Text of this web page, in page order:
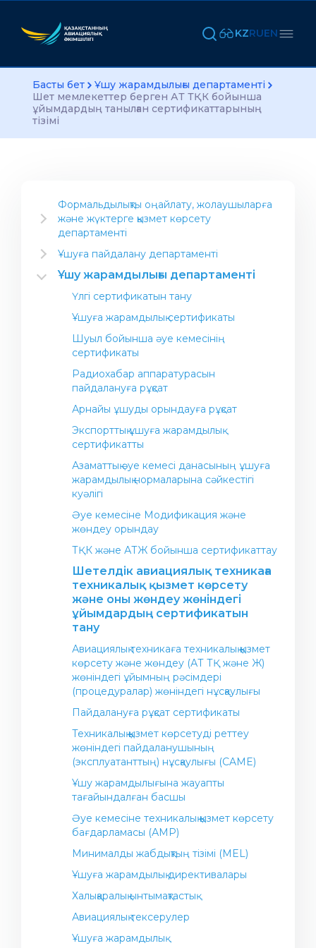
KZRUEN
Басты бет
Ұшу жарамдылығы департаменті
Шет мемлекеттер берген АТ ТҚК бойынша
ұйымдардың танылған сертификаттарының
тізімі
Формальдылықты оңайлату, жолаушыларға
және жүктерге қызмет көрсету
департаменті
Салаға арналған ақпарат
Департаменттің Жобалары
Халықаралық стандарттар
Операциялық орталық
Авиакомпания байланыстары
Әуежай байланыстары
ҚР жолаушыларға қызмет көрсету және
олардың құқықтарын сақтау саласындағы
нормативтік-құқықтық актілер
Азаматтық әуе кемелерінде қауіпті жүктерді
әуе арқылы тасымалдау
Жолаушыларға арналған ақпарат
Ұшуға пайдалану департаменті
Әуекомпаниясын ашу
Авиациялық жұмыстарды орындау үшін
компания ашу
Жалпы мақсаттағы авиация (коммерциялық
емес ұшулар)
Азаматтық авиациясы қағидалар
Ұшу жарамдылығы департаменті
Үлгі сертификатын тану
Ұшуға жарамдылық сертификаты
Шуыл бойынша әуе кемесінің
сертификаты
Радиохабар аппаратурасын
пайдалануға рұқсат
Арнайы ұшуды орындауға рұқсат
Экспорттық ұшуға жарамдылық
сертификатты
Азаматтық әуе кемесі данасының ұшуға
жарамдылық нормаларына сәйкестігі
куәлігі
Әуе кемесіне Модификация және
жөндеу орындау
ТҚК және АТЖ бойынша сертификаттау
Шетелдік авиациялық техникаға
техникалық қызмет көрсету
және оны жөндеу жөніндегі
ұйымдардың сертификатын
тану
Авиациялық техникаға техникалық қызмет
көрсету және жөндеу (АТ ТҚ және Ж)
жөніндегі ұйымның рәсімдері
(процедуралар) жөніндегі нұсқаулығы
Пайдалануға рұқсат сертификаты
Техникалық қызмет көрсетуді реттеу
жөніндегі пайдаланушының
(эксплуатанттың) нұсқаулығы (CAME)
Ұшу жарамдылығына жауапты
тағайындалған басшы
Әуе кемесіне техникалық қызмет көрсету
бағдарламасы (АМР)
Минималды жабдықтың тізімі (MEL)
Ұшуға жарамдылық директивалары
Халықаралық ынтымақтастық
Авиациялық тексерулер
Ұшуға жарамдылық